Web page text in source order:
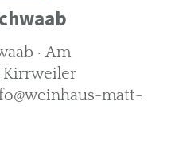
· Am
Kirrweiler
matt-